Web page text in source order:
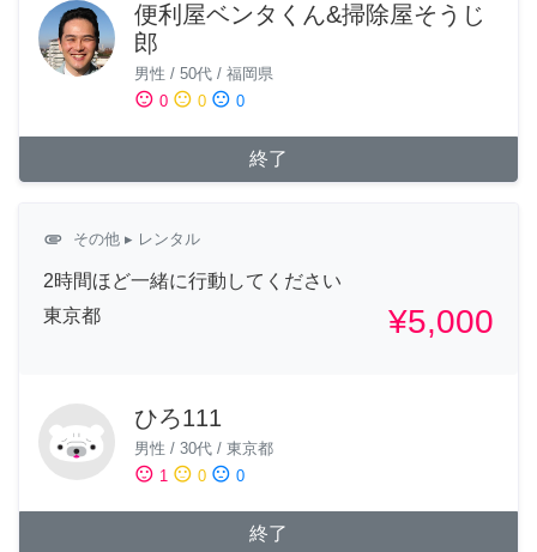
便利屋ベンタくん&掃除屋そうじ
郎
男性 / 50代 / 福岡県
sentiment_satisfied 0 sentiment_neutral 0 sentiment_dissatisfied 0
終了
attachment その他 ▸ レンタル
2時間ほど一緒に行動してください
東京都
¥5,000
ひろ111
男性 / 30代 / 東京都
sentiment_satisfied 1 sentiment_neutral 0 sentiment_dissatisfied 0
終了